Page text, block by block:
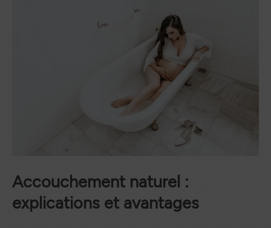
Accouchement naturel :
explications et avantages